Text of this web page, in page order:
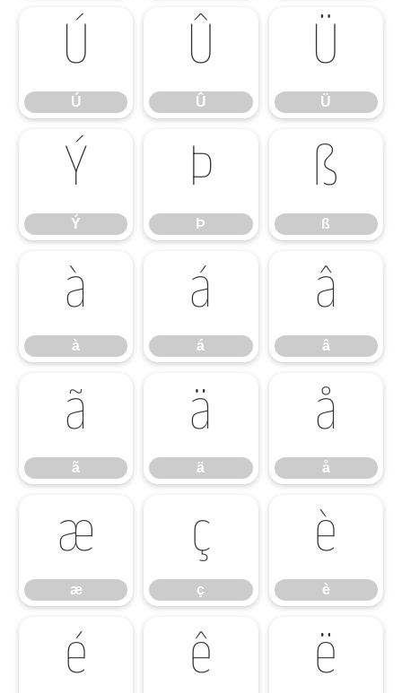
Ú
Ú Û
Û Ü
Ü
Ý
Ý Þ
Þ ß
ß
à
à á
á â
â
ã
ã ä
ä å
å
æ
æ ç
ç è
è
é ê ë